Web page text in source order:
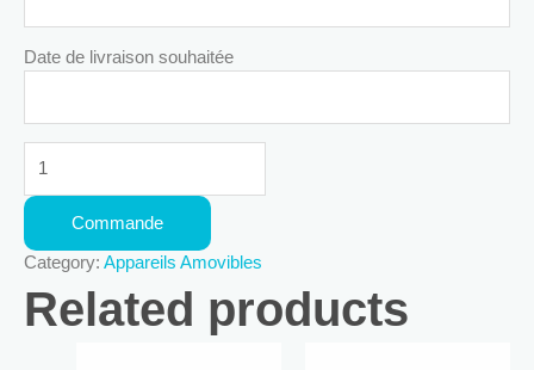
Date de livraison souhaitée
Commande
Category: Appareils Amovibles
Related products